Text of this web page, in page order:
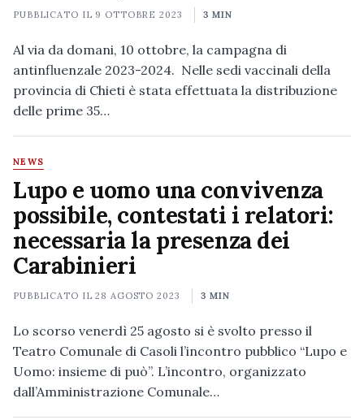
PUBBLICATO IL 9 OTTOBRE 2023 3 MIN
Al via da domani, 10 ottobre, la campagna di
antinfluenzale 2023-2024. Nelle sedi vaccinali della
provincia di Chieti è stata effettuata la distribuzione
delle prime 35…
NEWS
Lupo e uomo una convivenza
possibile, contestati i relatori:
necessaria la presenza dei
Carabinieri
PUBBLICATO IL28 AGOSTO 2023 3 MIN
Lo scorso venerdì 25 agosto si è svolto presso il
Teatro Comunale di Casoli l’incontro pubblico “Lupo e
Uomo: insieme di può”. L’incontro, organizzato
dall’Amministrazione Comunale…